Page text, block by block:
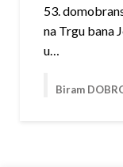
53.
na Trgu bana
u…
Biram